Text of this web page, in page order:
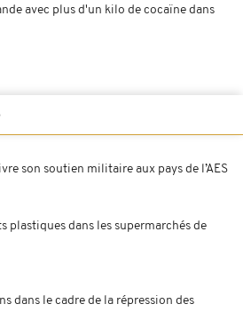
avec plus d'un kilo de cocaïne dans
son soutien militaire aux pays de l’AES
plastiques dans les supermarchés de
dans le cadre de la répression des